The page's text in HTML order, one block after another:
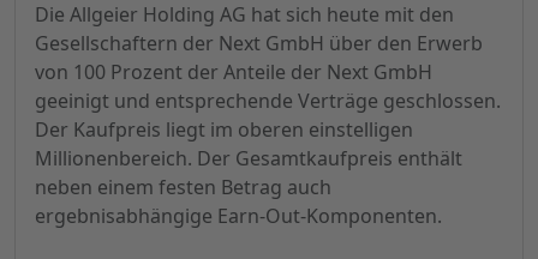
Die Allgeier Holding AG hat sich heute mit den
Gesellschaftern der Next GmbH über den Erwerb
von 100 Prozent der Anteile der Next GmbH
geeinigt und entsprechende Verträge geschlossen.
Der Kaufpreis liegt im oberen einstelligen
Millionenbereich. Der Gesamtkaufpreis enthält
neben einem festen Betrag auch
ergebnisabhängige Earn-Out-Komponenten.